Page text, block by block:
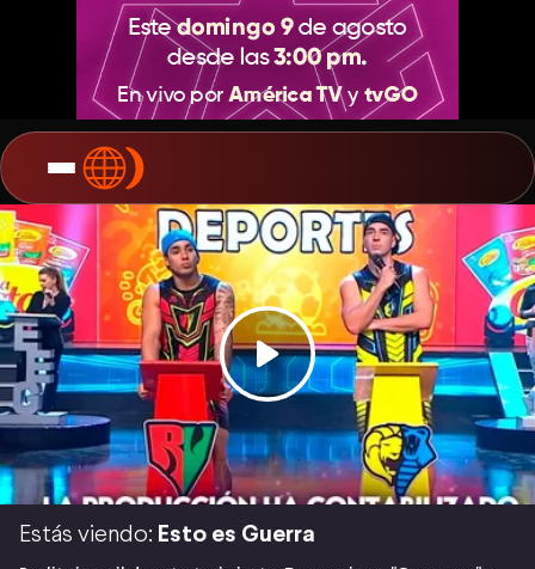
Estás viendo: Esto es Guerra